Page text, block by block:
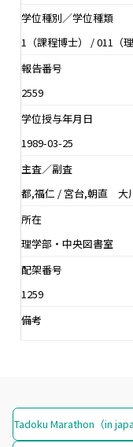
学位種別／学位種類
1（課程博士） / 011（理
報告番号
2559
学位授与年月日
1989-03-25
主査／副査
都,福仁 / 宮台,朝直 大
所在
理学部・中央図書室
配架番号
1259
備考
Tadoku Marathon（in